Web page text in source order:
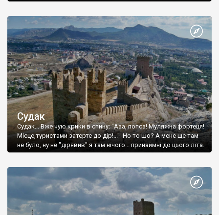
Судак
Судак... Вже чую крики в спину: "Ааа, попса! Муляжна фортеця!
Місце,туристами затерте до дір!..." Но то шо? А мене ще там
не було, ну не "дірявив" я там нічого... принаймні до цього літа.